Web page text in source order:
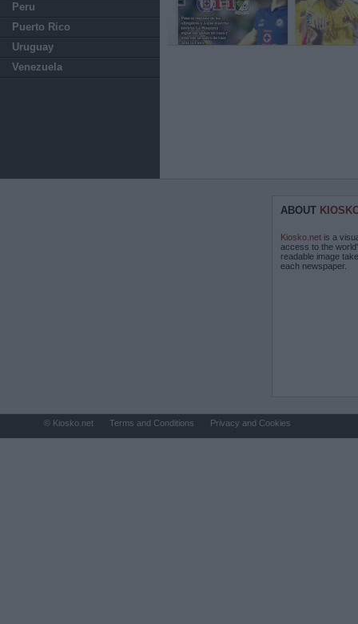
Peru
Puerto Rico
Uruguay
Venezuela
ABOUT
Kiosko.net is a
access to the
readable image
each newspaper.
© Kiosko.net Terms and Conditions Privacy and Cookies